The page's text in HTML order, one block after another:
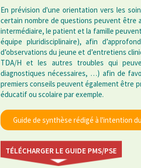
En prévision d'une orientation vers les
certain nombre de questions peuvent être
intermédiaire, le patient et la famille
équipe pluridisciplinaire), afin
d’observations du jeune et d’entretiens
TDA/H et les autres troubles qui
diagnostiques nécessaires, …) afin de
premiers conseils peuvent également être
éducatif ou scolaire par exemple.
Guide de synthèse rédigé à l'intention
TÉLÉCHARGER LE GUIDE PMS/PSE